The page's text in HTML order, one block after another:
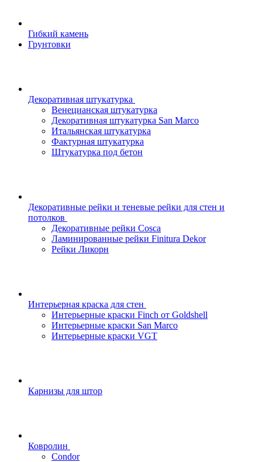
Гибкий камень
Грунтовки
Декоративная штукатурка
Венецианская штукатурка
Декоративная штукатурка San Marco
Итальянская штукатурка
Фактурная штукатурка
Штукатурка под бетон
Декоративные рейки и теневые рейки для стен и
потолков
Декоративные рейки Cosca
Ламинированные рейки Finitura Dekor
Рейки Ликорн
Интерьерная краска для стен
Интерьерные краски Finch от Goldshell
Интерьерные краски San Marco
Интерьерные краски VGT
Карнизы для штор
Ковролин
Condor